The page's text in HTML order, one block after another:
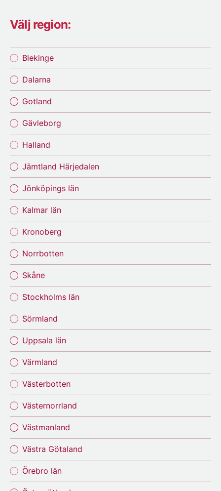
Välj region:
Blekinge
Dalarna
Gotland
Gävleborg
Halland
Jämtland Härjedalen
Jönköpings län
Kalmar län
Kronoberg
Norrbotten
Skåne
Stockholms län
Sörmland
Uppsala län
Värmland
Västerbotten
Västernorrland
Västmanland
Västra Götaland
Örebro län